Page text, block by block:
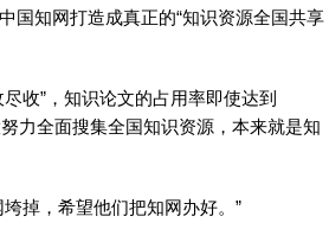
国知网打造成真正的“知识资源全国共享
收”，知识论文的占用率即使达到
力全面搜集全国知识资源，本来就是知
掉，希望他们把知网办好。”